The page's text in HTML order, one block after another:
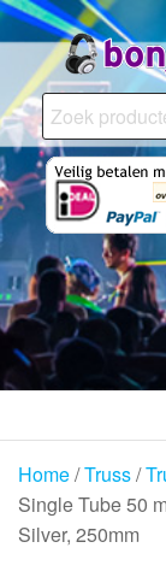
Ga
naar
inhoudZoeken
naar:
Home/Truss/
Single Tube 50
Silver, 250mm